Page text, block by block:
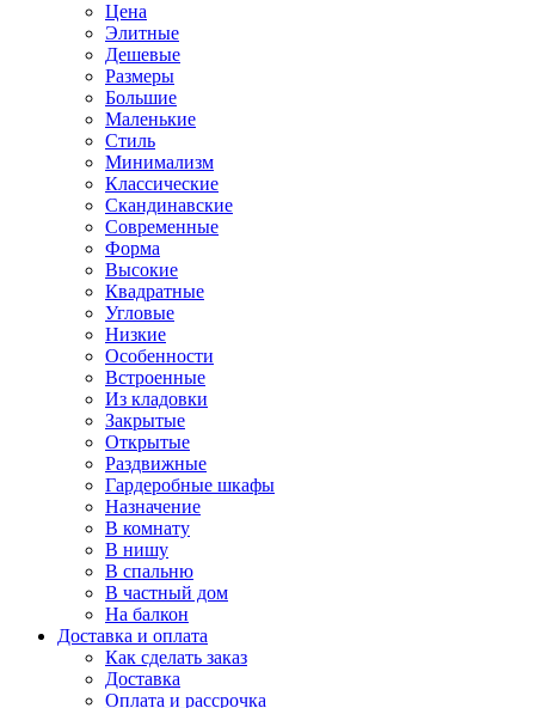
Цена
Элитные
Дешевые
Размеры
Большие
Маленькие
Стиль
Минимализм
Классические
Скандинавские
Современные
Форма
Высокие
Квадратные
Угловые
Низкие
Особенности
Встроенные
Из кладовки
Закрытые
Открытые
Раздвижные
Гардеробные шкафы
Назначение
В комнату
В нишу
В спальню
В частный дом
На балкон
Доставка и оплата
Как сделать заказ
Доставка
Оплата и рассрочка